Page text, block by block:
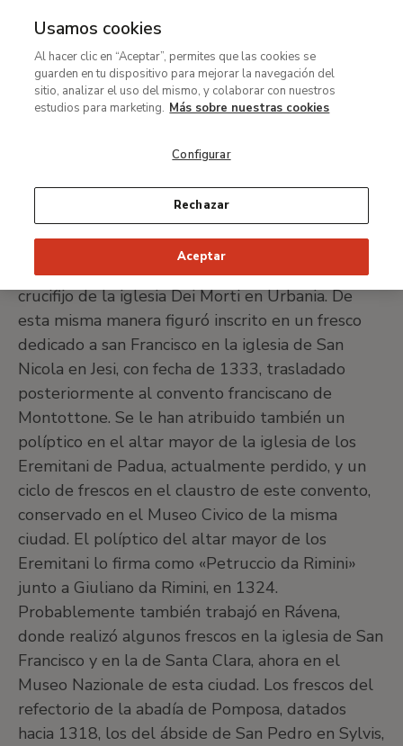
MENÚ
contenido
principal
Pietro da Rimini
El nombre de «Petrus Arimino», con el que se ha
identificado a Pietro da Rimini, apareció en un
crucifijo de la iglesia Dei Morti en Urbania. De
esta misma manera figuró inscrito en un fresco
dedicado a san Francisco en la iglesia de San
Nicola en Jesi, con fecha de 1333, trasladado
posteriormente al convento franciscano de
Montottone. Se le han atribuido también un
políptico en el altar mayor de la iglesia de los
Eremitani de Padua, actualmente perdido, y un
ciclo de frescos en el claustro de este convento,
conservado en el Museo Civico de la misma
ciudad. El políptico del altar mayor de los
Eremitani lo firma como «Petruccio da Rimini»
junto a Giuliano da Rimini, en 1324.
Probablemente también trabajó en Rávena,
donde realizó algunos frescos en la iglesia de San
Francisco y en la de Santa Clara, ahora en el
Museo Nazionale de esta ciudad. Los frescos del
refectorio de la abadía de Pomposa, datados
hacia 1318, los del ábside de San Pedro en Sylvis,
Usamos cookies
Al hacer clic en “Aceptar”, permites que las cookies se
guarden en tu dispositivo para mejorar la navegación del
sitio, analizar el uso del mismo, y colaborar con nuestros
estudios para marketing. Más sobre nuestras cookies
Configurar
Rechazar
Aceptar